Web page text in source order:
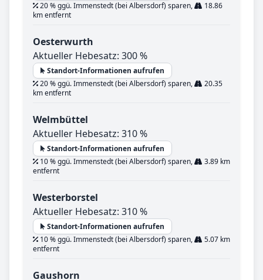
20 % ggü. Immenstedt (bei Albersdorf) sparen,
18.86
km entfernt
Oesterwurth
Aktueller Hebesatz: 300 %
Standort-Informationen aufrufen
20 % ggü. Immenstedt (bei Albersdorf) sparen,
20.35
km entfernt
Welmbüttel
Aktueller Hebesatz: 310 %
Standort-Informationen aufrufen
10 % ggü. Immenstedt (bei Albersdorf) sparen,
3.89 km
entfernt
Westerborstel
Aktueller Hebesatz: 310 %
Standort-Informationen aufrufen
10 % ggü. Immenstedt (bei Albersdorf) sparen,
5.07 km
entfernt
Gaushorn